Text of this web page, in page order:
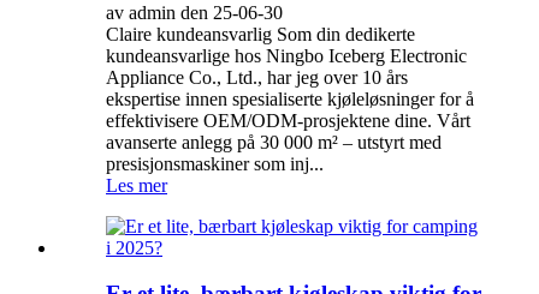
av admin den 25-06-30
Claire kundeansvarlig Som din dedikerte
kundeansvarlige hos Ningbo Iceberg Electronic
Appliance Co., Ltd., har jeg over 10 års
ekspertise innen spesialiserte kjøleløsninger for å
effektivisere OEM/ODM-prosjektene dine. Vårt
avanserte anlegg på 30 000 m² – utstyrt med
presisjonsmaskiner som inj...
Les mer